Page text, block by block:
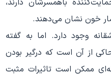
باهمسرشان دارند،
خون نشان می‌دهند.
وجود دارد. اما به گفته
از آن است که درگیر بودن
ممکن است تاثیرات مثبت